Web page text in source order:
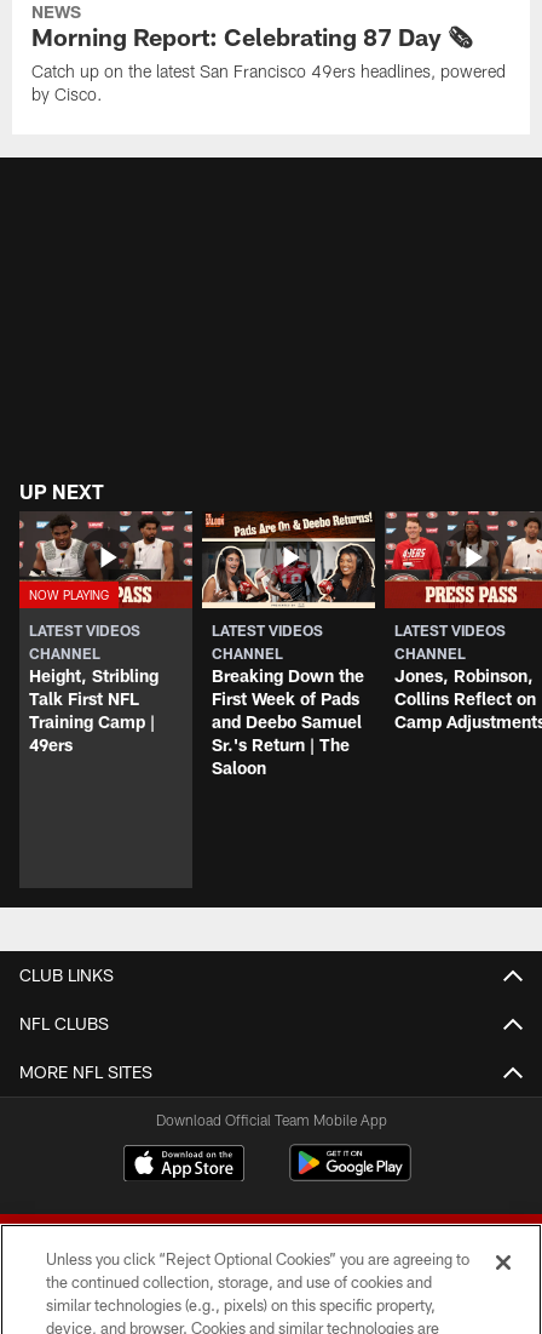
NEWS
Morning Report: Celebrating 87 Day 🗞️
Catch up on the latest San Francisco 49ers headlines, powered
by Cisco.
UP NEXT
LATEST VIDEOS
CHANNEL
Height, Stribling
Talk First NFL
Training Camp |
49ers
LATEST VIDEOS
CHANNEL
Breaking Down the
First Week of Pads
and Deebo Samuel
Sr.'s Return | The
Saloon
LATEST VIDEOS
CHANNEL
Jones, Robinson,
Collins Reflect on
Camp
CLUB LINKS
NFL CLUBS
MORE NFL SITES
Download Official Team Mobile App
Unless you click “Reject Optional Cookies” you are agreeing to
the continued collection, storage, and use of cookies and
similar technologies (e.g., pixels) on this specific property,
device, and browser. Cookies and similar technologies are